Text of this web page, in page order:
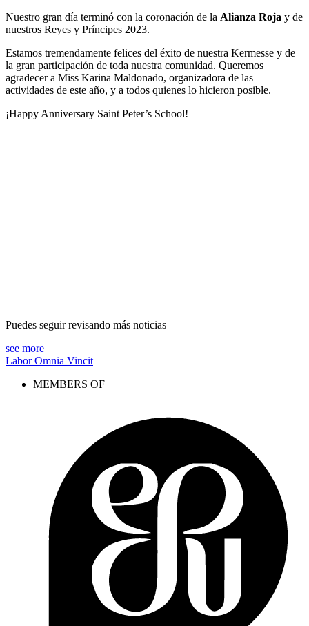
Nuestro gran día terminó con la coronación de la Alianza Roja y de
nuestros Reyes y Príncipes 2023.
Estamos tremendamente felices del éxito de nuestra Kermesse y de
la gran participación de toda nuestra comunidad. Queremos
agradecer a Miss Karina Maldonado, organizadora de las
actividades de este año, y a todos quienes lo hicieron posible.
¡Happy Anniversary Saint Peter’s School!
Puedes seguir revisando más noticias
see more
Labor Omnia Vincit
MEMBERS OF